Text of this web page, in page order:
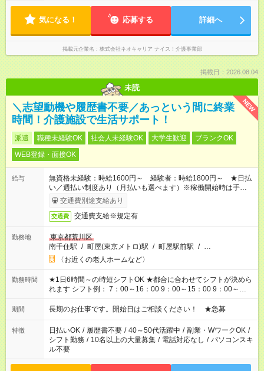
気になる！ 応募する 詳細へ
掲載元企業名 株式会社ネオキャリア ナイス！介護事業部
掲載日：2026.08.04
未読
NEW
＼志望動機や履歴書不要／あっという間に終業
時間！介護施設で生活サポート！
派遣 職種未経験OK 社会人未経験OK 大学生歓迎
ブランクOK
WEB登録・面接OK
給与
無資格未経験：時給1600円～ 経験者：時給1800円～ ★日払
い／週払い制度あり（月払いも選べます）※稼働開始時は手続き
完了次第のお支払いとなります。
交通費別途支給あり
交通費 交通費支給※規定有
勤務地
東京都荒川区
南千住駅 / 町屋(東京メトロ)駅 / 町屋駅前駅 / …
〈お近くの老人ホームなど〉
勤務時間
★1日6時間～の時短シフトOK ★都合に合わせてシフトが決めら
れます シフト例： 7：00～16：00 9：00～15：00 9：00～
18：00 11：00～20：00 など ※Wワークの場合、他のお仕事と
合わせ週40時間超の就業はご案内できません ※法令に基づき、
派遣法（日雇い派遣の原則禁止）により、短時間・短期間の就
業はご案内が難しい場合があります
期間 長期のお仕事です。開始日はご相談ください！ ★急募
特徴 日払いOK / 履歴書不要 / 40～50代活躍中 / 副業・WワークOK /
シフト勤務 / 10名以上の大量募集 / 電話対応なし / パソコンスキ
ル不要